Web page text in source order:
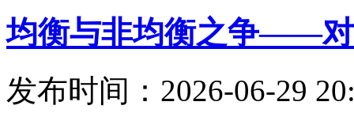
均衡与非均衡之争——
发布时间：2026-06-29